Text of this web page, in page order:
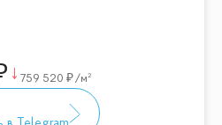
759 520 /м²